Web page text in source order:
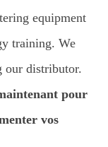
equipment
training. We
our distributor.
pour
vos